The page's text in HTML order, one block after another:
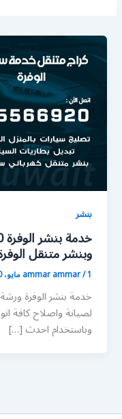
بنشر
وبنشر متنقل
ammar ammar/1 مايو، 2020
خدمة بنشر الوفرة
لصيانة واصلاح كافة
وباستخدام احدث […]